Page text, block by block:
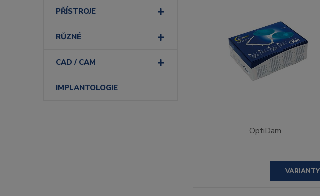
PŘÍSTROJE
RŮZNÉ
CAD / CAM
IMPLANTOLOGIE
OptiDam
VARIANTY